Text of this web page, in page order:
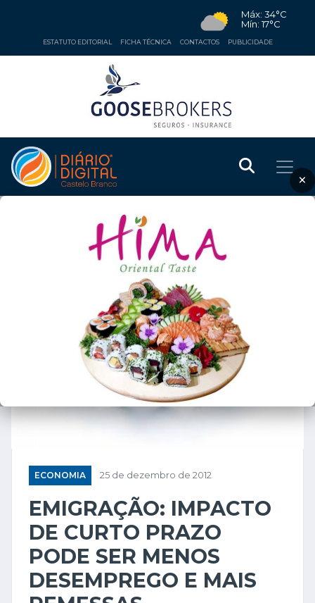
Máx: 34°C
Mín: 17°C
ESTATUTO EDITORIAL FICHA TÉCNICA CONTACTOS PUBLICIDADE
×
ECONOMIA 25 de dezembro de 2012
EMIGRAÇÃO: IMPACTO
DE CURTO PRAZO
PODE SER MENOS
DESEMPREGO E MAIS